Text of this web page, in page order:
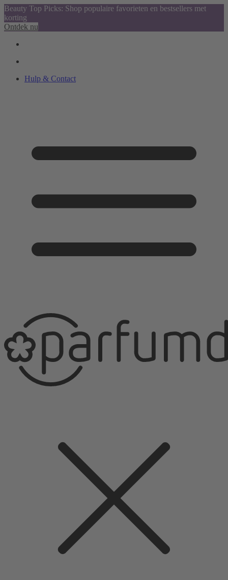
Beauty Top Picks: Shop populaire favorieten en bestsellers met
korting
Ontdek nu
Hulp & Contact